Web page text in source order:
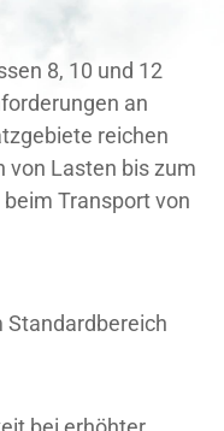
8, 10 und 12
an
reichen
von Lasten bis zum
Transport von
Standardbereich